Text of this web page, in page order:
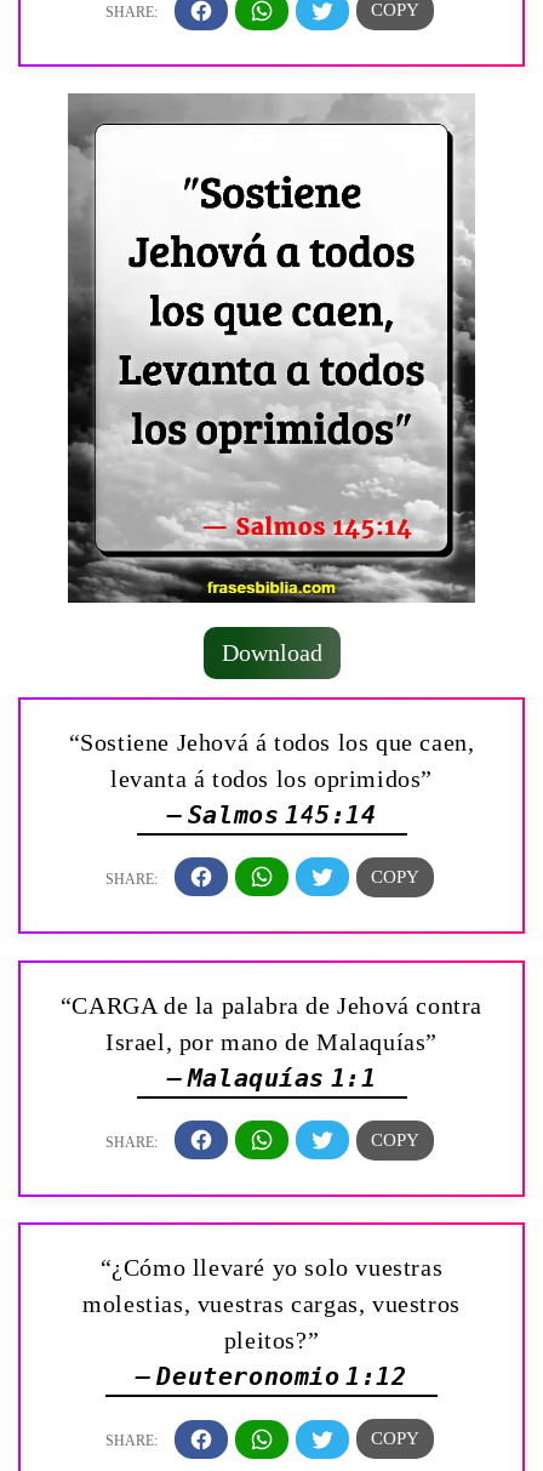
Download
“Sostiene Jehová á todos los que caen,
levanta á todos los oprimidos”
— Salmos 145:14
“CARGA de la palabra de Jehová contra
Israel, por mano de Malaquías”
— Malaquías 1:1
“¿Cómo llevaré yo solo vuestras
molestias, vuestras cargas, vuestros
pleitos?”
— Deuteronomio 1:12